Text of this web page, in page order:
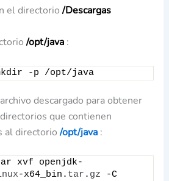
el directorio /Descargas
/opt/java:
-p /opt/java
descargado para obtener
que contienen
al directorio /opt/java:
xvf openjdk-
-x64_bin. tar . gz -C